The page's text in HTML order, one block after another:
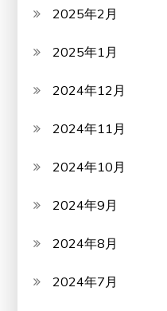
2025年2月
2025年1月
2024年12月
2024年11月
2024年10月
2024年9月
2024年8月
2024年7月